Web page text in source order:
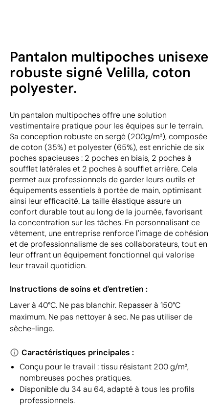
Pantalon multipoches unisexe
robuste signé Velilla, coton
polyester.
Un pantalon multipoches offre une solution
vestimentaire pratique pour les équipes sur le terrain.
Sa conception robuste en sergé (200g/m²), composée
de coton (35%) et polyester (65%), est enrichie de six
poches spacieuses : 2 poches en biais, 2 poches à
soufflet latérales et 2 poches à soufflet arrière. Cela
permet aux professionnels de garder leurs outils et
équipements essentiels à portée de main, optimisant
ainsi leur efficacité. La taille élastique assure un
confort durable tout au long de la journée, favorisant
la concentration sur les tâches. En personnalisant ce
vêtement, une entreprise renforce l'image de cohésion
et de professionnalisme de ses collaborateurs, tout en
leur offrant un équipement fonctionnel qui valorise
leur travail quotidien.
Instructions de soins et d'entretien :
Laver à 40°C. Ne pas blanchir. Repasser à 150°C
maximum. Ne pas nettoyer à sec. Ne pas utiliser de
sèche-linge.
Caractéristiques principales :
Conçu pour le travail : tissu résistant 200 g/m²,
nombreuses poches pratiques.
Disponible du 34 au 64, adapté à tous les profils
professionnels.